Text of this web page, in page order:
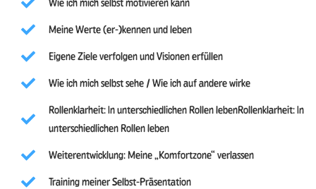
Wie ich mich selbst motivieren kann
Meine Werte (er-)kennen und leben
Eigene Ziele verfolgen und Visionen erfüllen
Wie ich mich selbst sehe / Wie ich auf andere wirke
Rollenklarheit: In unterschiedlichen Rollen lebenRollenklarheit: In
unterschiedlichen Rollen leben
Weiterentwicklung: Meine „Komfortzone“ verlassen
Training meiner Selbst-Präsentation